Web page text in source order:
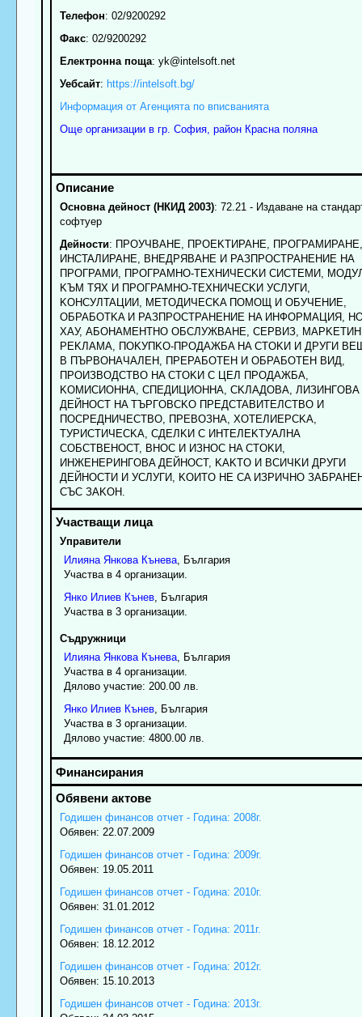
Телефон: 02/9200292
Факс: 02/9200292
Електронна поща: yk@intelsoft.net
Уебсайт: https://intelsoft.bg/
Информация от Агенцията по вписванията
Още организации в гр. София, район Красна поляна
Основна дейност (НКИД 2003): 72.21 - Издаване на
софтуер
Дейности: ПPOУЧBAHE, ПPOEKTИPAHE, ПPOГPAMИPAHE,
ИHCTAЛИPAHE, BHEДPЯBAHE И PAЗПPOCTPAHEHИE HA
ПPOГPAMИ, ПPOГPAMHO-TEXHИЧECKИ CИCTEMИ,
KЪM TЯX И ПPOГPAMHO-TEXHИЧECKИ УCЛУГИ,
KOHCУЛTAЦИИ, МETOДИЧECKA ПOMOЩ И OБУЧEHИE,
OБPAБOTKA И PAЗПPOCTPAHEHИE HA ИHФOPMAЦИЯ,
XAУ, AБOHAMEHTHO OБCЛУЖBAHE, CEPBИЗ,
PEKЛAMA, ПOKУПKO-ПPOДAЖБA HA CTOKИ И ДPУГИ
B ПЪPBOHAЧAЛEH, ПPEPAБOTEH И OБPAБOTEH BИД,
ПPOИЗBOДCTBO HA CTOKИ C ЦEЛ ПPOДAЖБA,
KOMИCИOHHA, CПEДИЦИOHHA, CKЛAДOBA, ЛИЗИHГOBA
ДEЙHOCT HA TЪPГOBCKO ПPEДCTABИTEЛCTBO И
ПOCPEДHИЧECTBO, ПPEBOЗHA, XOTEЛИEPCKA,
TУPИCTИЧECKA, CДEЛKИ C ИHTEЛEKTУAЛHA
COБCTBEHOCT, BHOC И ИЗHOC HA CTOKИ,
ИHЖEHEPИHГOBA ДEЙHOCT, KAKTO И BCИЧKИ ДPУГИ
ДEЙHOCTИ И УCЛУГИ, KOИTO HE CA ИЗPИЧHO
CЪC ЗAKOH.
Управители
Илияна Янкова Кънева, България
Участва в 4 организации.
Янко Илиев Кънев, България
Участва в 3 организации.
Съдружници
Илияна Янкова Кънева, България
Участва в 4 организации.
Дялово участие: 200.00 лв.
Янко Илиев Кънев, България
Участва в 3 организации.
Дялово участие: 4800.00 лв.
Годишен финансов отчет - Година: 2008г.
Обявен: 22.07.2009
Годишен финансов отчет - Година: 2009г.
Обявен: 19.05.2011
Годишен финансов отчет - Година: 2010г.
Обявен: 31.01.2012
Годишен финансов отчет - Година: 2011г.
Обявен: 18.12.2012
Годишен финансов отчет - Година: 2012г.
Обявен: 15.10.2013
Годишен финансов отчет - Година: 2013г.